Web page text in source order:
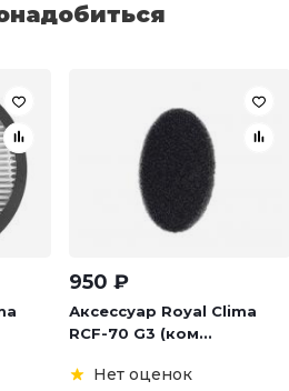
950 ₽
Аксессуар Royal Clima
RCF-70 G3 (ком...
Нет оценок